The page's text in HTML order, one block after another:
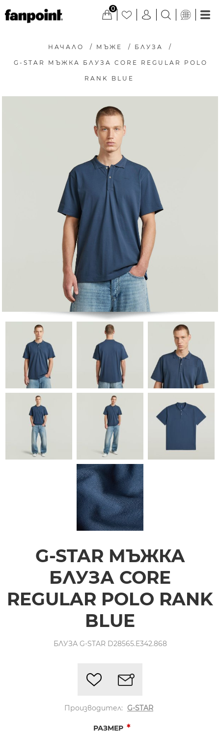
0
НАЧАЛО / МЪЖЕ / БЛУЗА /
G-STAR МЪЖКА БЛУЗА CORE REGULAR POLO
RANK BLUE
G-STAR МЪЖКА
БЛУЗА CORE
REGULAR POLO RANK
BLUE
БЛУЗА G-STAR D28565.E342.868
Производител: G-STAR
РАЗМЕР *